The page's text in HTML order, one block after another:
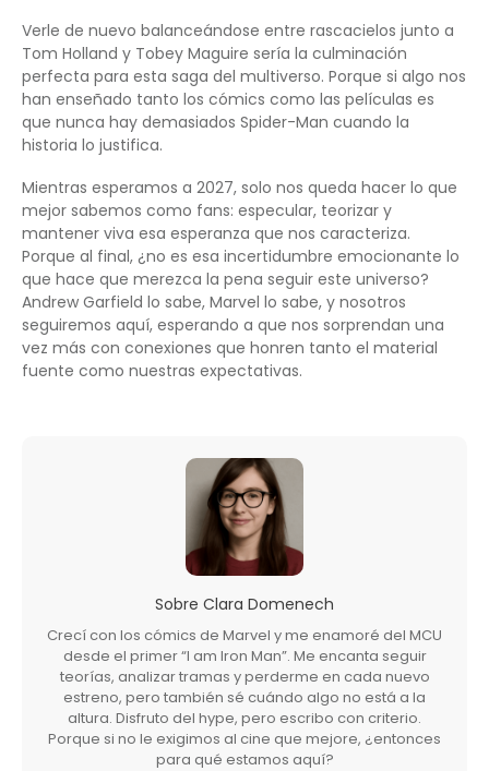
Verle de nuevo balanceándose entre rascacielos junto a
Tom Holland y Tobey Maguire sería la culminación
perfecta para esta saga del multiverso. Porque si algo nos
han enseñado tanto los cómics como las películas es
que nunca hay demasiados Spider-Man cuando la
historia lo justifica.
Mientras esperamos a 2027, solo nos queda hacer lo que
mejor sabemos como fans: especular, teorizar y
mantener viva esa esperanza que nos caracteriza.
Porque al final, ¿no es esa incertidumbre emocionante lo
que hace que merezca la pena seguir este universo?
Andrew Garfield lo sabe, Marvel lo sabe, y nosotros
seguiremos aquí, esperando a que nos sorprendan una
vez más con conexiones que honren tanto el material
fuente como nuestras expectativas.
Sobre Clara Domenech
Crecí con los cómics de Marvel y me enamoré del MCU
desde el primer “I am Iron Man”. Me encanta seguir
teorías, analizar tramas y perderme en cada nuevo
estreno, pero también sé cuándo algo no está a la
altura. Disfruto del hype, pero escribo con criterio.
Porque si no le exigimos al cine que mejore, ¿entonces
para qué estamos aquí?